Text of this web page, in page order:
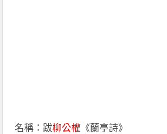
名稱：跋柳公權 《蘭亭詩》